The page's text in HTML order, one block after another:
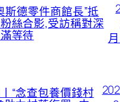
斯德零件商館長”抵
絲合影,受訪稱對深
等待
“念查包養價錢村